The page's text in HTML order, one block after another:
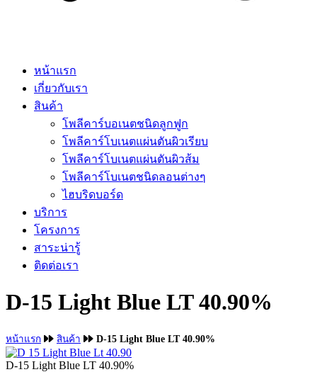
หน้าแรก
เกี่ยวกับเรา
สินค้า
โพลีคาร์บอเนตชนิดลูกฟูก
โพลีคาร์โบเนตแผ่นตันผิวเรียบ
โพลีคาร์โบเนตแผ่นตันผิวส้ม
โพลีคาร์โบเนตชนิดลอนต่างๆ
ไฮบริดบอร์ด
บริการ
โครงการ
สาระน่ารู้
ติดต่อเรา
D-15 Light Blue LT 40.90%
หน้าแรก สินค้า D-15 Light Blue LT 40.90%
D-15 Light Blue LT 40.90%